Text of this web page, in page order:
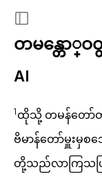
တမန္တော္ဝထ္
AI
1ထိုသို့ တမန်တော်တို့
ဗိမာန်တော်မှူးမှစ
တို့သည်လာကြသဖြ